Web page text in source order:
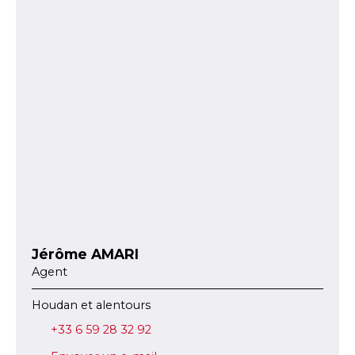
Jérôme AMARI
Agent
Houdan et alentours
+33 6 59 28 32 92